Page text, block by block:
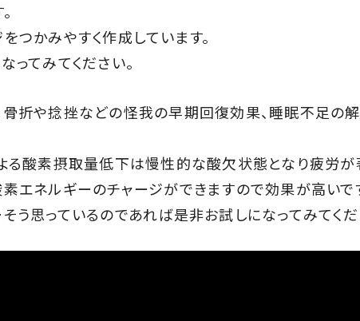
つかみやすく作成しています。
ってみてください。
折や捻挫などの怪我の早期回復効果、睡眠不足の
る酸素摂取量低下は慢性的な酸欠状態となり疲労が
エネルギーのチャージができますので効果が高いで
思っているのであれば是非お試しになってみてくだ